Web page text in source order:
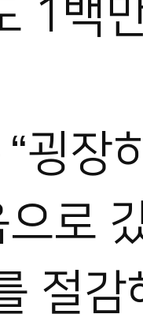
1백
굉장
로
절
#설영호 #제작발표